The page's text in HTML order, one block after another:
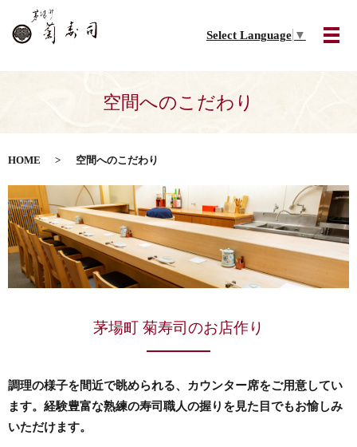
Select Language ▼
メ
空間へのこだわり
HOME 空間へのこだわり
茅場町 菊寿司のお店作り
調理の様子を間近で眺められる、カウンター席をご用意してい
ます。経験豊富な熟練の寿司職人の握りを見た目でもお愉しみ
いただけます。